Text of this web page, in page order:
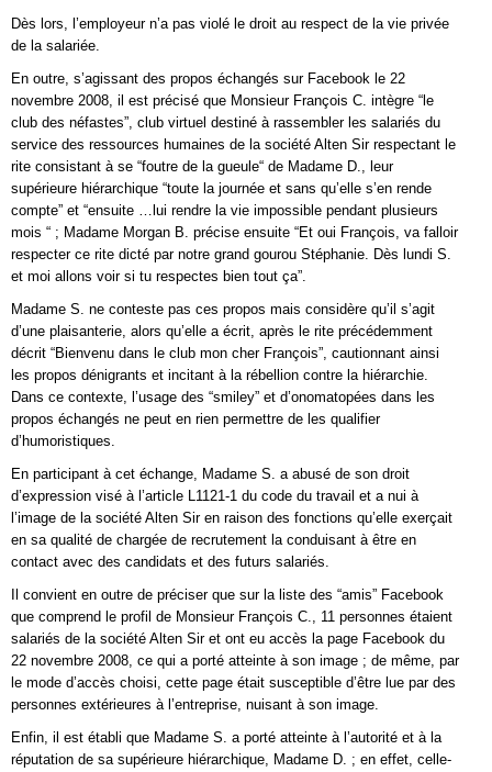
Dès lors, l’employeur n’a pas violé le droit au respect de la vie privée
de la salariée.
En outre, s’agissant des propos échangés sur Facebook le 22
novembre 2008, il est précisé que Monsieur François C. intègre “le
club des néfastes”, club virtuel destiné à rassembler les salariés du
service des ressources humaines de la société Alten Sir respectant le
rite consistant à se “foutre de la gueule“ de Madame D., leur
supérieure hiérarchique “toute la journée et sans qu’elle s’en rende
compte” et “ensuite …lui rendre la vie impossible pendant plusieurs
mois “ ; Madame Morgan B. précise ensuite “Et oui François, va falloir
respecter ce rite dicté par notre grand gourou Stéphanie. Dès lundi S.
et moi allons voir si tu respectes bien tout ça”.
Madame S. ne conteste pas ces propos mais considère qu’il s’agit
d’une plaisanterie, alors qu’elle a écrit, après le rite précédemment
décrit “Bienvenu dans le club mon cher François”, cautionnant ainsi
les propos dénigrants et incitant à la rébellion contre la hiérarchie.
Dans ce contexte, l’usage des “smiley” et d’onomatopées dans les
propos échangés ne peut en rien permettre de les qualifier
d’humoristiques.
En participant à cet échange, Madame S. a abusé de son droit
d’expression visé à l’article L1121-1 du code du travail et a nui à
l’image de la société Alten Sir en raison des fonctions qu’elle exerçait
en sa qualité de chargée de recrutement la conduisant à être en
contact avec des candidats et des futurs salariés.
Il convient en outre de préciser que sur la liste des “amis” Facebook
que comprend le profil de Monsieur François C., 11 personnes étaient
salariés de la société Alten Sir et ont eu accès la page Facebook du
22 novembre 2008, ce qui a porté atteinte à son image ; de même, par
le mode d’accès choisi, cette page était susceptible d’être lue par des
personnes extérieures à l’entreprise, nuisant à son image.
Enfin, il est établi que Madame S. a porté atteinte à l’autorité et à la
réputation de sa supérieure hiérarchique, Madame D. ; en effet, celle-